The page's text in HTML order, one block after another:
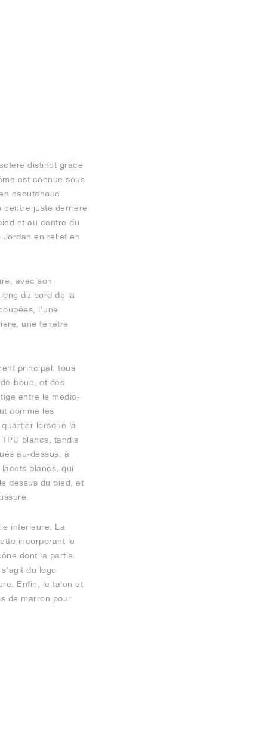
distinct grâce
est connue sous
caoutchouc
centre juste derrière
et au centre du
en relief en
avec son
du bord de la
l'une
une fenêtre
principal, tous
boue, et des
entre le médio-
comme les
lorsque la
blancs, tandis
au-dessus, à
blancs, qui
dessus du pied, et
intérieure. La
incorporant le
dont la partie
du logo
Enfin, le talon et
de marron pour